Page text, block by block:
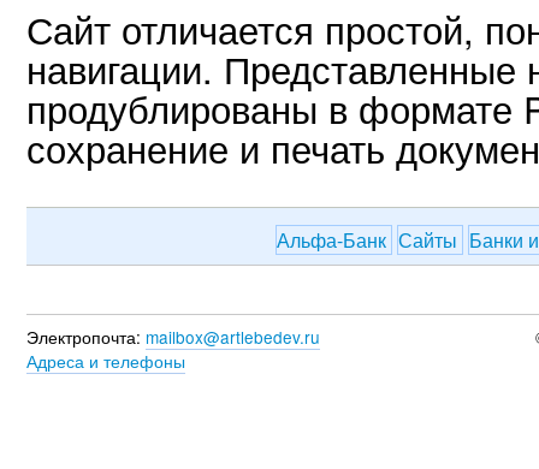
Сайт отличается простой,
навигации. Представленные
продублированы в формате
сохранение и печать
Альфа-Банк Сайты Банки
Электропочта: mailbox@artlebedev.ru
Адреса и телефоны